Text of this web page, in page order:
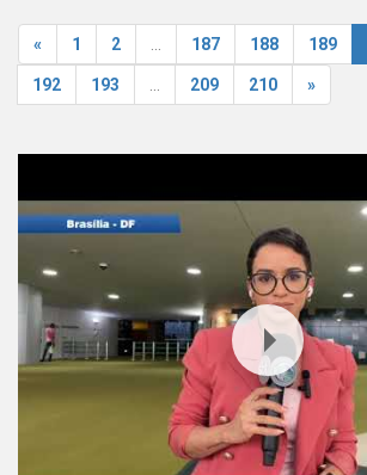
« 1 2 187 188 189
192 193 209 210 »